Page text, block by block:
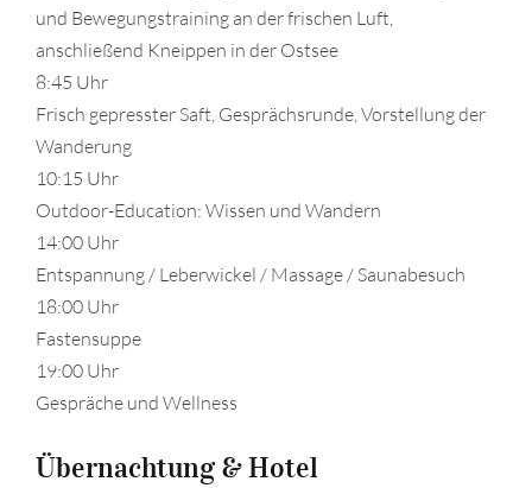
und Bewegungstraining an der frischen Luft,
anschließend Kneippen in der Ostsee
8:45 Uhr
Frisch gepresster Saft, Gesprächsrunde, Vorstellung der
Wanderung
10:15 Uhr
Outdoor-Education: Wissen und Wandern
14:00 Uhr
Entspannung / Leberwickel / Massage / Saunabesuch
18:00 Uhr
Fastensuppe
19:00 Uhr
Gespräche und Wellness
Übernachtung & Hotel